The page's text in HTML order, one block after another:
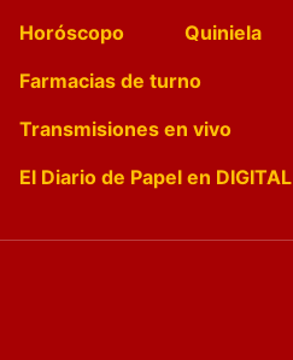
Horóscopo
Quiniela
Farmacias de turno
Transmisiones en vivo
El Diario de Papel en DIGITAL